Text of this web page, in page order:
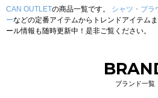
CAN OUTLETの商品一覧です。 シャツ・ブラ
ーなどの定番アイテムからトレンドアイテム
ール情報も随時更新中！是非ご覧ください。
ブランド一覧